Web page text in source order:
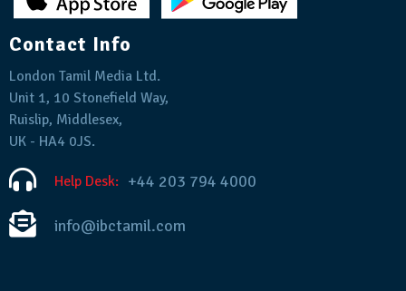
Contact Info
London Tamil Media Ltd.
Unit 1, 10 Stonefield Way,
Ruislip, Middlesex,
UK - HA4 0JS.
Help Desk: +44 203 794 4000
info@ibctamil.com